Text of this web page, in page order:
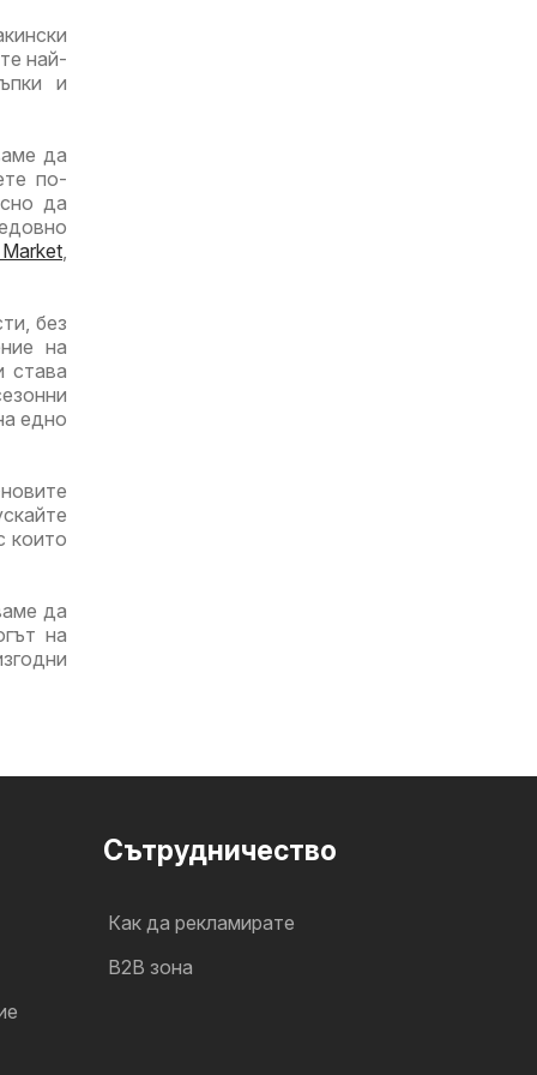
най-
и
да
по-
да
без
на
става
едно
които
да
на
Cътрудничество
Как да рекламирате
B2B зона